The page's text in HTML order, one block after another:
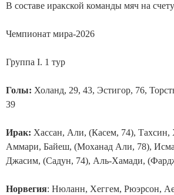
В составе иракской команды мяч на
Чемпионат мира-2026
Группа I. 1 тур
Голы: Холанд, 29, 43, Эстигор, 76,
39
Ирак: Хассан, Али, (Касем, 74),
Аммари, Байеш, (Моханад Али, 78),
Джасим, (Садун, 74), Аль-Хамади,
Норвегия: Нюланн, Хеггем, Рюэрсон,